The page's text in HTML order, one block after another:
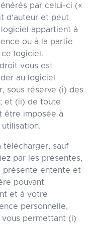
par celui-ci («
d'auteur et peut
appartient à
ou à la partie
logiciel.
vous est
au logiciel
sous réserve (i) des
et (ii) de toute
être imposée à
télécharger, sauf
par les présentes,
présente entente et
pouvant
et à votre
personnelle,
permettant (i)